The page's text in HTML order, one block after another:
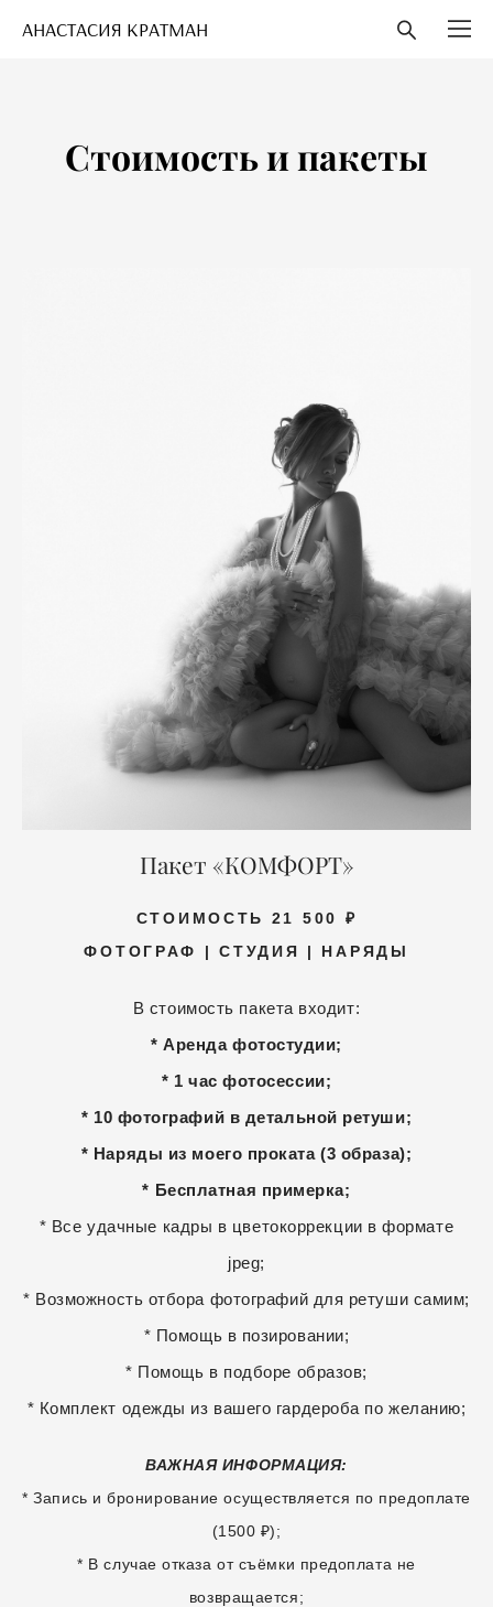
АНАСТАСИЯ КРАТМАН
Стоимость и пакеты
Пакет «КОМФОРТ»
СТОИМОСТЬ 21 500 ₽
ФОТОГРАФ | СТУДИЯ | НАРЯДЫ
В стоимость пакета входит:
* Аренда фотостудии;
* 1 час фотосессии;
* 10 фотографий в детальной ретуши;
* Наряды из моего проката (3 образа);
* Бесплатная примерка;
* Все удачные кадры в цветокоррекции в формате
jpeg;
* Возможность отбора фотографий для ретуши самим;
* Помощь в позировании;
* Помощь в подборе образов;
* Комплект одежды из вашего гардероба по желанию;
ВАЖНАЯ ИНФОРМАЦИЯ:
* Запись и бронирование осуществляется по предоплате
(1500 ₽);
* В случае отказа от съёмки предоплата не
возвращается;